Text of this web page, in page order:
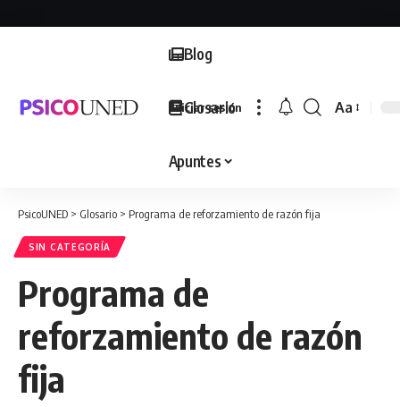
Blog
Glosario
Apuntes
Iniciar sesión
Font
Aa
PsicoUNED > Glosario > Programa de reforzamiento de razón fija
SIN CATEGORÍA
Programa de
reforzamiento de razón
fija